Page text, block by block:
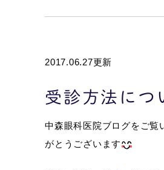
2017.06.27更新
受診方法につ
中森眼科医院ブログをご覧
がとうございます